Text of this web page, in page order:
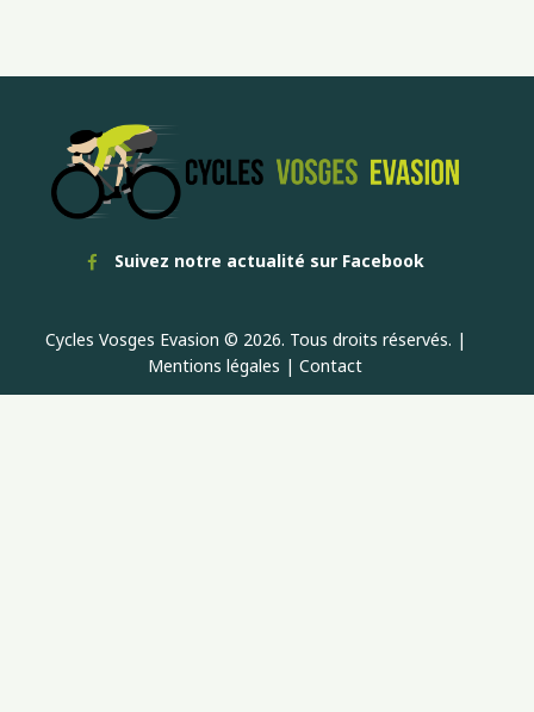
Suivez notre actualité sur Facebook
Cycles Vosges Evasion © 2026. Tous droits réservés. |
Mentions légales | Contact